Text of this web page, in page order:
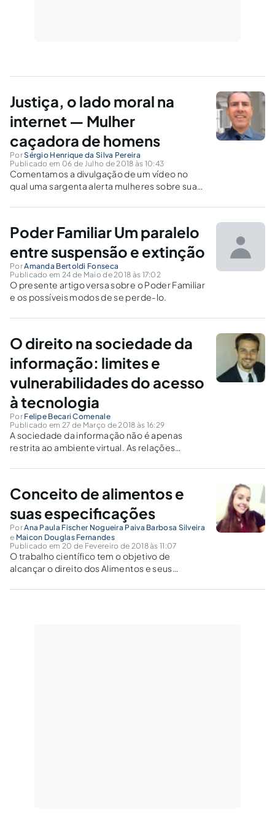
Justiça, o lado moral na
internet — Mulher
caçadora de homens
PorSérgio Henrique da Silva Pereira
Publicado em 06 de Julho de 2018 às 10:43
Comentamos a divulgação de um vídeo no
qual uma sargenta alerta mulheres sobre suas
representando risco para a criança.
Poder Familiar Um paralelo
entre suspensão e extinção
PorAmanda Bertoldi Fonseca
Publicado em 24 de Maio de 2018 às 17:02
O presente artigo versa sobre o Poder Familiar
e os possíveis modos de se perde-lo.
O direito na sociedade da
informação: limites e
vulnerabilidades do acesso
à tecnologia
Por Felipe Becari Comenale
Publicado em 27 de Março de 2018 às 16:29
A sociedade da informação não é apenas
restrita ao ambiente virtual. As relações
eram na sociedade industrial. Mas, com o
informação, o que mudou?
Conceito de alimentos e
suas especificações
PorAna Paula Fischer Nogueira Paiva Barbosa Silveira
e Maicon Douglas Fernandes
Publicado em 20 de Fevereiro de 2018 às 11:07
O trabalho científico tem o objetivo de
alcançar o direito dos Alimentos e seus
amparo do Direito de Família e da Lei nº